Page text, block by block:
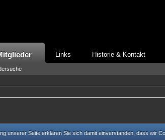
Links Historie & Kontakt
unserer Seite erklären Sie sich damit einverstanden, dass wir